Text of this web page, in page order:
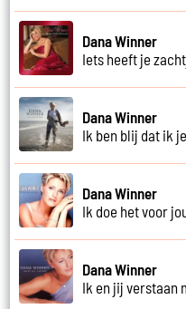
Dana Winner
Iets heeft je
Dana Winner
Ik ben blij dat ik
Dana Winner
Ik doe het voor
Dana Winner
Ik en jij verstaan